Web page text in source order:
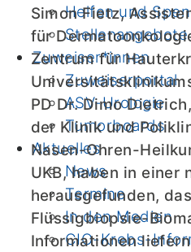
Helfen und
Stellenangebote
Zuweiser*innen
Zuweiserportal
ASV-Urologie
Tumorboards
Aktuelles
News
Termine
In den Medien
CIO-Krebs-
Simon Fietz,
für
Zentrum für
PD Dr. Dimo
der Klinik und
Nasen-Ohren-
UKB, haben in einer
herausgefunden,
Flüssigbiopsie-
Informationen